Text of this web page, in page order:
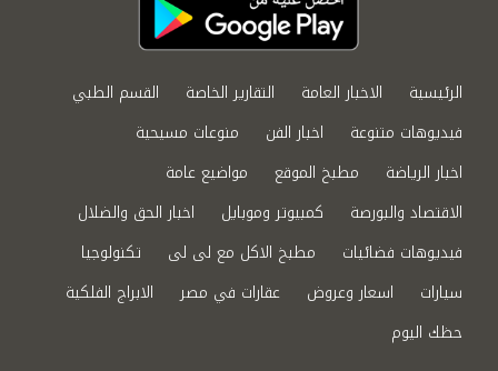
الرئيسية الاخبار العامة التقارير الخاصة
القسم الطبي
فيديوهات متنوعة
اخبار الفن
منوعات مسيحية
اخبار الرياضة
مطبخ الموقع
مواضيع عامة
الاقتصاد والبورصة
كمبيوتر وموبايل
اخبار الحق والضلال
فيديوهات فضائيات
مطبخ الاكل مع لى لى
تكنولوجيا
سيارات
اسعار وعروض عقارات في مصر
الابراج الفلكية
حظك اليوم